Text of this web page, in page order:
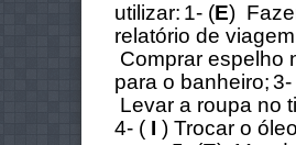
utilizar: 1- (E)
relatório de
Comprar espelho
para o banheiro;3-
Levar a roupa no
4- ( I ) Trocar o